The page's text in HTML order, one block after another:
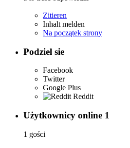
Zitieren
Inhalt melden
Na początek strony
Podziel sie
Facebook
Twitter
Google Plus
Reddit
Użytkownicy online 1
1 gości